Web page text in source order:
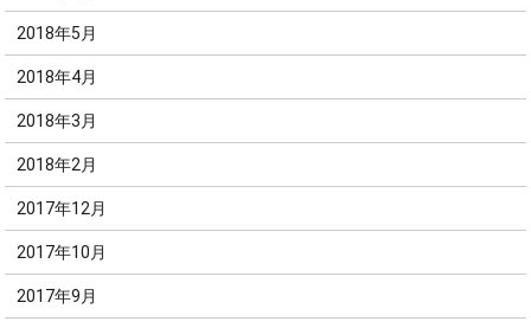
2018年5月
2018年4月
2018年3月
2018年2月
2017年12月
2017年10月
2017年9月